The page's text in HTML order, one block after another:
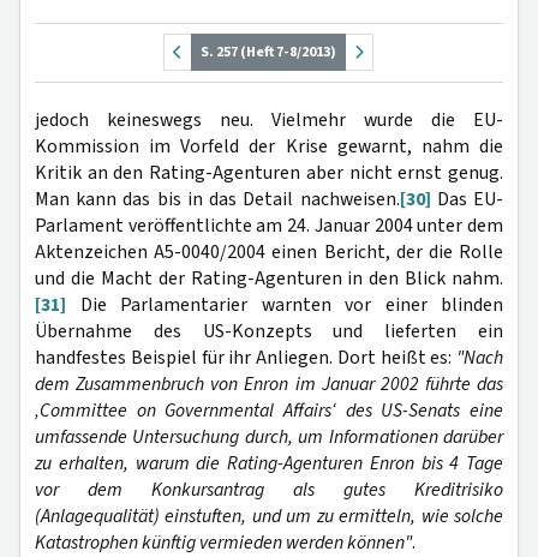
S. 257 (Heft 7-8/2013)
jedoch keineswegs neu. Vielmehr wurde die EU-
Kommission im Vorfeld der Krise gewarnt, nahm die
Kritik an den Rating-Agenturen aber nicht ernst genug.
Man kann das bis in das Detail nachweisen.[30] Das EU-
Parlament veröffentlichte am 24. Januar 2004 unter dem
Aktenzeichen A5-0040/2004 einen Bericht, der die Rolle
und die Macht der Rating-Agenturen in den Blick nahm.
[31] Die Parlamentarier warnten vor einer blinden
Übernahme des US-Konzepts und lieferten ein
handfestes Beispiel für ihr Anliegen. Dort heißt es: "Nach
dem Zusammenbruch von Enron im Januar 2002 führte das
‚Committee on Governmental Affairs‘ des US-Senats eine
umfassende Untersuchung durch, um Informationen darüber
zu erhalten, warum die Rating-Agenturen Enron bis 4 Tage
vor dem Konkursantrag als gutes Kreditrisiko
(Anlagequalität) einstuften, und um zu ermitteln, wie solche
Katastrophen künftig vermieden werden können".